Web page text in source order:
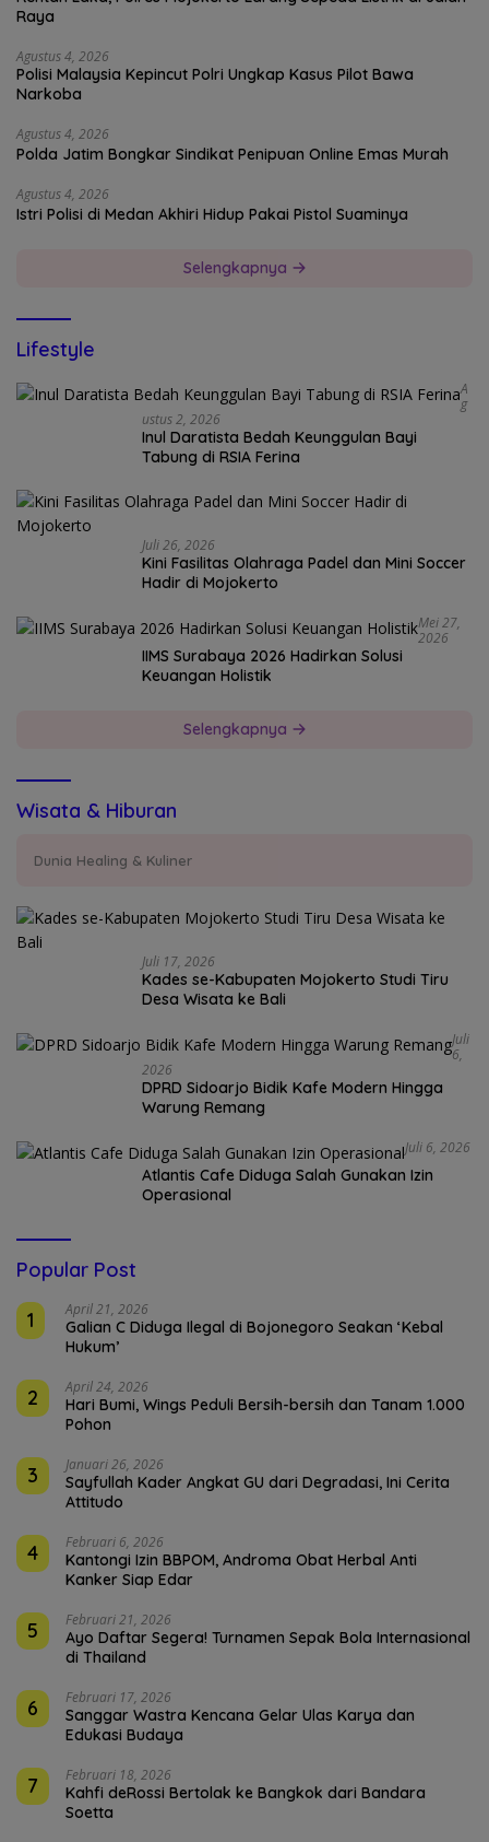
Raya
Agustus 4, 2026
Polisi Malaysia Kepincut Polri Ungkap Kasus Pilot Bawa
Narkoba
Agustus 4, 2026
Polda Jatim Bongkar Sindikat Penipuan Online Emas Murah
Agustus 4, 2026
Istri Polisi di Medan Akhiri Hidup Pakai Pistol Suaminya
Selengkapnya
Lifestyle
A
G
Ustus 2, 2026
Inul Daratista Bedah Keunggulan Bayi
Tabung di RSIA Ferina
Juli 26, 2026
Kini Fasilitas Olahraga Padel dan Mini Soccer
Hadir di Mojokerto
Mei 27,
2026
IIMS Surabaya 2026 Hadirkan Solusi
Keuangan Holistik
Selengkapnya
Wisata & Hiburan
Dunia Healing & Kuliner
Juli 17, 2026
Kades se-Kabupaten Mojokerto Studi Tiru
Desa Wisata ke Bali
Juli
6,
2026
DPRD Sidoarjo Bidik Kafe Modern Hingga
Warung Remang
Juli 6, 2026
Atlantis Cafe Diduga Salah Gunakan Izin
Operasional
Popular Post
1
April 21, 2026
Galian C Diduga Ilegal di Bojonegoro Seakan ‘Kebal
Hukum’
2 April 24, 2026
Hari Bumi, Wings Peduli Bersih-bersih dan Tanam 1.000
Pohon
3 Januari 26, 2026
Sayfullah Kader Angkat GU dari Degradasi, Ini Cerita
Attitudo
4 Februari 6, 2026
Kantongi Izin BBPOM, Androma Obat Herbal Anti
Kanker Siap Edar
5 Februari 21, 2026
Ayo Daftar Segera! Turnamen Sepak Bola Internasional
di Thailand
6 Februari 17, 2026
Sanggar Wastra Kencana Gelar Ulas Karya dan
Edukasi Budaya
7 Februari 18, 2026
Kahfi deRossi Bertolak ke Bangkok dari Bandara
Soetta